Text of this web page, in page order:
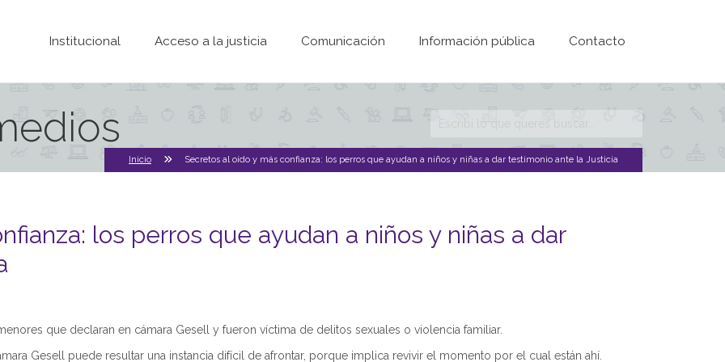
Institucional Acceso a la justicia Comunicación Información pública Contacto
Formulario de
búsqueda
Inicio Secretos al oído y más confianza: los perros que ayudan a niños y niñas a dar testimonio ante la Justicia
los perros que ayudan a niños y niñas a dar
que declaran en cámara Gesell y fueron víctima de delitos sexuales o violencia familiar.
Gesell puede resultar una instancia difícil de afrontar, porque implica revivir el momento por el cual están ahí.